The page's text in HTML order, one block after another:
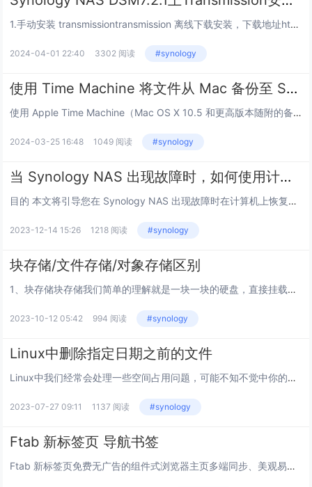
1.手动安装 transmissiontransmission 离线下载安装，下载地址https://synocommunity.com/package/transmission#，找到适合自己的版本（我是918+选择的x86_64版本），...
2024-04-01 22:40 3302 阅读 #synology
使用 Time Machine 将文件从 Mac 备份至 Synology NAS
使用 Apple Time Machine（Mac OS X 10.5 和更高版本随附的备份实用程序），将数据从 Mac OS X 计算机备份至 Synology NAS。为 Time Machine 备份创建共享文件夹使用 管理...
2024-03-25 16:48 1049 阅读 #synology
当 Synology NAS 出现故障时，如何使用计算机恢复数据？
目的 本文将引导您在 Synology NAS 出现故障时在计算机上恢复数据。 注意： 硬盘在迁移到新的 NAS 后可能无法重新装载存储空间。 环境 适用于： DSM 版本 6.2.x 及以上版本...
2023-12-14 15:26 1218 阅读 #synology
块存储/文件存储/对象存储区别
1、块存储块存储我们简单的理解就是一块一块的硬盘，直接挂载在主机上，在主机上我们能够看到的就是一块块的硬盘以及硬盘分区。从存储架构的角度而言，块存储又分为DAS存储（Direct-Attached Storage，直连式存储）和SAN存储（...
2023-10-12 05:42 994 阅读 #synology
Linux中删除指定日期之前的文件
Linux中我们经常会处理一些空间占用问题，可能不知不觉中你的系统可用空间就不足了，很多原因就是系统中每天都产生着一系列文件，这些恶文件占用这系统空间，这里就以日志文件为例，一些没必要的日志文件可能会浪费很多的系统空间。我也曾遇到过，系统中...
2023-07-27 09:11 1137 阅读 #synology
Ftab 新标签页 导航书签
Ftab 新标签页免费无广告的组件式浏览器主页多端同步、美观易用的在线导航和新标签页工具， 帮助您高效管理网页和应用，更有便携好玩的小组件供您使用，提升在线体验。让功能更简洁这是一款集导航与笔记功能于一体的书签管理工具，希望帮助你不惧遗忘...